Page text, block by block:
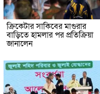
ক্রিকেটার সাকিবের মাগুরার
বাড়িতে হামলার পর প্রতিক্রিয়া
জানালেন